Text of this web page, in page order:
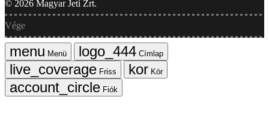
© 2026 Magyar Jeti Zrt.
Vége
Menü
Címlap
Friss
Kör
Fiók